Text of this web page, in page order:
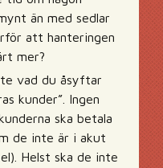
än med sedlar
att hanteringen
mer?
vad du åsyftar
kunder”. Ingen
ska betala
de inte är i akut
Helst ska de inte